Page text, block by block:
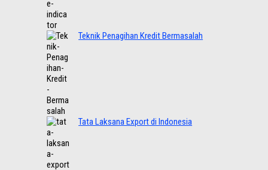
Teknik Penagihan Kredit Bermasalah
Tata Laksana Export di Indonesia